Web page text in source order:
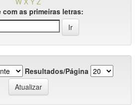
com as primeiras letras:
Resultados/Página